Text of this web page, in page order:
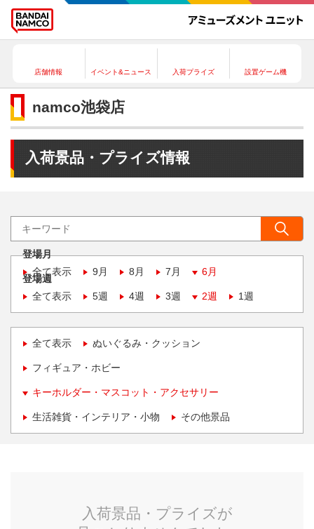
店舗情報 イベント&ニュース 入荷プライズ 設置ゲーム機
namco池袋店
入荷景品・プライズ情報
登場月
全て表示
9月 8月 7月 6月
登場週
全て表示
5週 4週 3週 2週 1週
全て表示 ぬいぐるみ・クッション
フィギュア・ホビー
キーホルダー・マスコット・アクセサリー
生活雑貨・インテリア・小物 その他景品